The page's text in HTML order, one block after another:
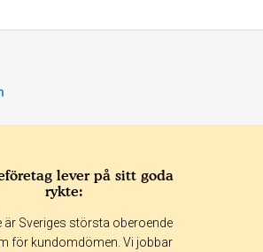
lever på sitt goda
rykte:
är Sveriges största oberoende
för kundomdömen. Vi jobbar